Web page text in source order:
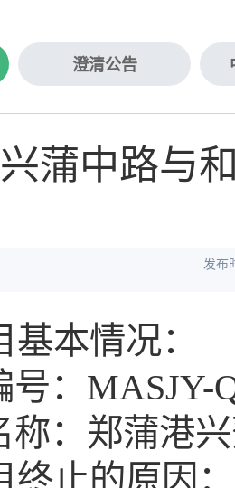
澄清公告
蒲中路与
发布
本情况：
： MASJY-
称：郑蒲港
止的原因：